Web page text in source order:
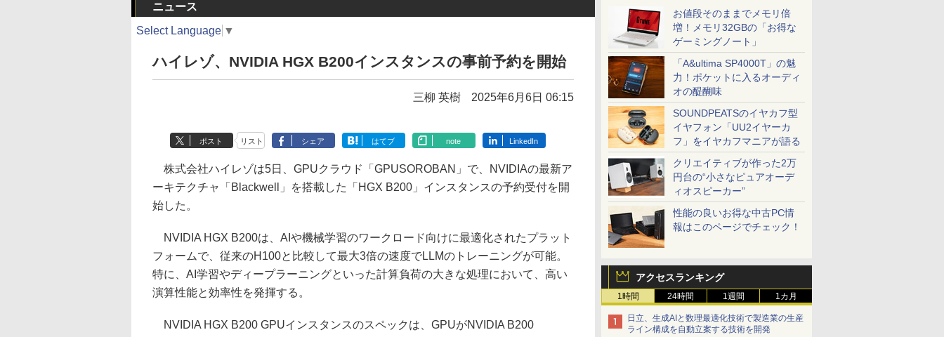
お値段そのままでメモリ倍
増！メモリ32GBの「お得な
ゲーミングノート」
「A&ultima SP4000T」の魅
力！ポケットに入るオーディ
オの醍醐味
SOUNDPEATSのイヤカフ型
イヤフォン「UU2イヤーカ
フ」をイヤカフマニアが語る
クリエイティブが作った2万
円台の“小さなピュアオーデ
ィオスピーカー”
性能の良いお得な中古PC情
報はこのページでチェック！
アクセスランキング
1時間 24時間 1週間 1カ月
日立、生成AIと数理最適化技術で製造業の生産
ライン構成を自動立案する技術を開発
ニュース
Select Language ▼
ハイレゾ、NVIDIA HGX B200インスタンスの事前予約を開始
三柳 英樹 2025年6月6日 06:15
ポスト リスト シェア はてブ note LinkedIn
株式会社ハイレゾは5日、GPUクラウド「GPUSOROBAN」で、NVIDIAの最新ア
ーキテクチャ「Blackwell」を搭載した「HGX B200」インスタンスの予約受付を開
始した。
NVIDIA HGX B200は、AIや機械学習のワークロード向けに最適化されたプラット
フォームで、従来のH100と比較して最大3倍の速度でLLMのトレーニングが可能。
特に、AI学習やディープラーニングといった計算負荷の大きな処理において、高い
演算性能と効率性を発揮する。
NVIDIA HGX B200 GPUインスタンスのスペックは、GPUがNVIDIA B200